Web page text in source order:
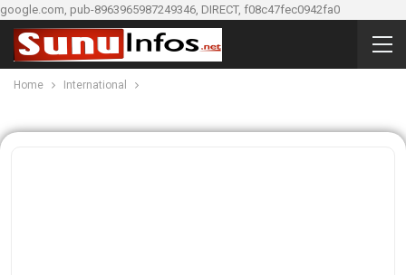
google.com, pub-8963965987249346, DIRECT, f08c47fec0942fa0
Home International